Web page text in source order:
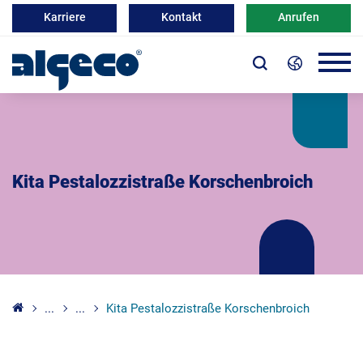
Karriere Kontakt Anrufen
Kita Pestalozzistraße Korschenbroich
... ... Kita Pestalozzistraße Korschenbroich